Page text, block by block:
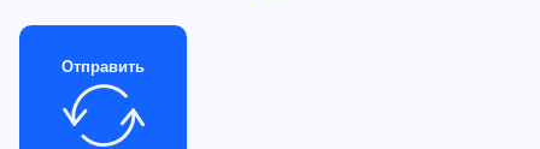
Отправить